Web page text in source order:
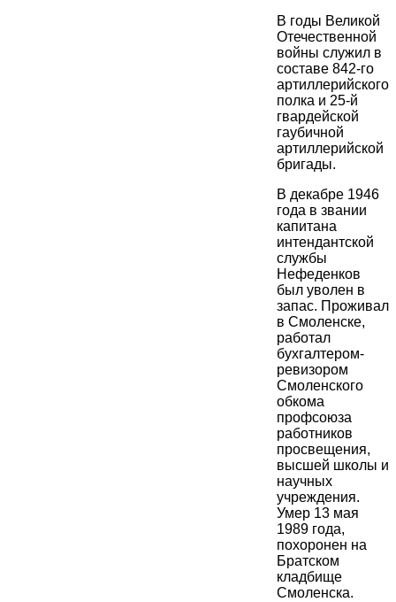
В годы Великой
Отечественной
войны служил в
составе 842-го
артиллерийского
полка и 25-й
гвардейской
гаубичной
артиллерийской
бригады.
В декабре 1946
года в звании
капитана
интендантской
службы
Нефеденков
был уволен в
запас. Проживал
в Смоленске,
работал
бухгалтером-
ревизором
Смоленского
обкома
профсоюза
работников
просвещения,
высшей школы и
научных
учреждения.
Умер 13 мая
1989 года,
похоронен на
Братском
кладбище
Смоленска.